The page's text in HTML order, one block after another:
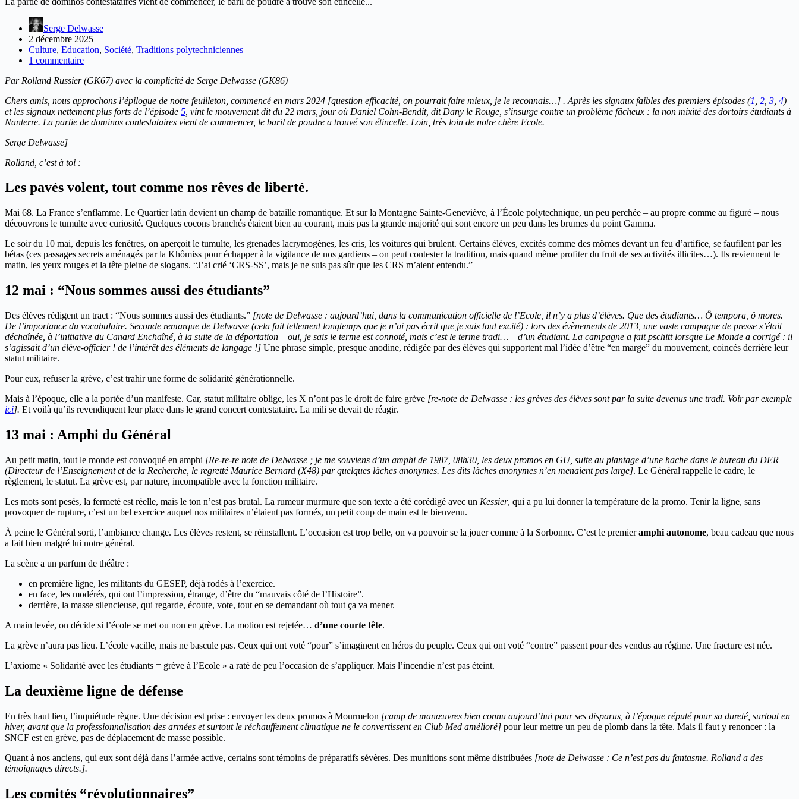
Serge Delwasse
2 décembre 2025
Culture, Education, Société, Traditions polytechniciennes
1 commentaire
Par Rolland Russier (GK67) avec la complicité de Serge Delwasse (GK86)
Chers amis, nous approchons l’épilogue de notre feuilleton, commencé en mars 2024 [question efficacité, on pourrait faire mieux, je le reconnais…] . Après les signaux faibles des premiers épisodes (1 2 3 4)
et les signaux nettement plus forts de l’épisode 5 , vint le mouvement dit du 22 mars, jour où Daniel Cohn-Bendit, dit Dany le Rouge, s’insurge contre un problème fâcheux : la non mixité des dortoirs étudiants à
Nanterre. La partie de dominos contestataires vient de commencer, le baril de poudre a trouvé son étincelle. Loin, très loin de notre chère Ecole.
Serge Delwasse]
Rolland, c’est à toi :
Les pavés volent, tout comme nos rêves de liberté.
Mai 68. La France s’enflamme. Le Quartier latin devient un champ de bataille romantique. Et sur la Montagne Sainte-Geneviève, à l’École polytechnique, un peu perchée – au propre comme au figuré – nous
découvrons le tumulte avec curiosité. Quelques cocons branchés étaient bien au courant, mais pas la grande majorité qui sont encore un peu dans les brumes du point Gamma.
Le soir du 10 mai, depuis les fenêtres, on aperçoit le tumulte, les grenades lacrymogènes, les cris, les voitures qui brulent. Certains élèves, excités comme des mômes devant un feu d’artifice, se faufilent par les
bétas (ces passages secrets aménagés par la Khômiss pour échapper à la vigilance de nos gardiens – on peut contester la tradition, mais quand même profiter du fruit de ses activités illicites…). Ils reviennent le
matin, les yeux rouges et la tête pleine de slogans. “J’ai crié ‘CRS-SS’, mais je ne suis pas sûr que les CRS m’aient entendu.”
12 mai : “Nous sommes aussi des étudiants”
Des élèves rédigent un tract : “Nous sommes aussi des étudiants.” [note de Delwasse : aujourd’hui, dans la communication officielle de l’Ecole, il n’y a plus d’élèves. Que des étudiants… Ô tempora, ô mores.
De l’importance du vocabulaire. Seconde remarque de Delwasse (cela fait tellement longtemps que je n’ai pas écrit que je suis tout excité) : lors des évènements de 2013, une vaste campagne de presse s’était
déchaînée, à l’initiative du Canard Enchaîné, à la suite de la déportation – oui, je sais le terme est connoté, mais c’est le terme tradi… – d’un étudiant. La campagne a fait pschitt lorsque Le Monde a corrigé : il
s’agissait d’un élève-officier ! de l’intérêt des éléments de langage !] Une phrase simple, presque anodine, rédigée par des élèves qui supportent mal l’idée d’être “en marge” du mouvement, coincés derrière leur
statut militaire.
Pour eux, refuser la grève, c’est trahir une forme de solidarité générationnelle.
Mais à l’époque, elle a la portée d’un manifeste. Car, statut militaire oblige, les X n’ont pas le droit de faire grève [re-note de Delwasse : les grèves des élèves sont par la suite devenus une tradi. Voir par exemple
ici]. Et voilà qu’ils revendiquent leur place dans le grand concert contestataire. La mili se devait de réagir.
13 mai : Amphi du Général
Au petit matin, tout le monde est convoqué en amphi [Re-re-re note de Delwasse ; je me souviens d’un amphi de 1987, 08h30, les deux promos en GU, suite au plantage d’une hache dans le bureau du DER
(Directeur de l’Enseignement et de la Recherche, le regretté Maurice Bernard (X48) par quelques lâches anonymes. Les dits lâches anonymes n’en menaient pas large]. Le Général rappelle le cadre, le
règlement, le statut. La grève est, par nature, incompatible avec la fonction militaire.
Les mots sont pesés, la fermeté est réelle, mais le ton n’est pas brutal. La rumeur murmure que son texte a été corédigé avec un Kessier, qui a pu lui donner la température de la promo. Tenir la ligne, sans
provoquer de rupture, c’est un bel exercice auquel nos militaires n’étaient pas formés, un petit coup de main est le bienvenu.
À peine le Général sorti, l’ambiance change. Les élèves restent, se réinstallent. L’occasion est trop belle, on va pouvoir se la jouer comme à la Sorbonne. C’est le premieramphi autonome, beau cadeau que nous
a fait bien malgré lui notre général.
La scène a un parfum de théâtre :
en première ligne, les militants du GESEP, déjà rodés à l’exercice.
en face, les modérés, qui ont l’impression, étrange, d’être du “mauvais côté de l’Histoire”.
derrière, la masse silencieuse, qui regarde, écoute, vote, tout en se demandant où tout ça va mener.
A main levée, on décide si l’école se met ou non en grève. La motion est rejetée… d’une courte tête.
La grève n’aura pas lieu. L’école vacille, mais ne bascule pas. Ceux qui ont voté “pour” s’imaginent en héros du peuple. Ceux qui ont voté “contre” passent pour des vendus au régime. Une fracture est née.
L’axiome « Solidarité avec les étudiants = grève à l’Ecole » a raté de peu l’occasion de s’appliquer. Mais l’incendie n’est pas éteint.
La deuxième ligne de défense
En très haut lieu, l’inquiétude règne. Une décision est prise : envoyer les deux promos à Mourmelon [camp de manœuvres bien connu aujourd’hui pour ses disparus, à l’époque réputé pour sa dureté, surtout en
hiver, avant que la professionnalisation des armées et surtout le réchauffement climatique ne le convertissent en Club Med amélioré] pour leur mettre un peu de plomb dans la tête. Mais il faut y renoncer : la
SNCF est en grève, pas de déplacement de masse possible.
Quant à nos anciens, qui eux sont déjà dans l’armée active, certains sont témoins de préparatifs sévères. Des munitions sont même distribuées [note de Delwasse : Ce n’est pas du fantasme. Rolland a des
témoignages directs.].
Les comités “révolutionnaires”